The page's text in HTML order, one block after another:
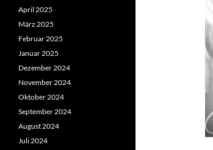
April 2025
März 2025
Februar 2025
Januar 2025
Dezember 2024
November 2024
Oktober 2024
September 2024
August 2024
Juli 2024